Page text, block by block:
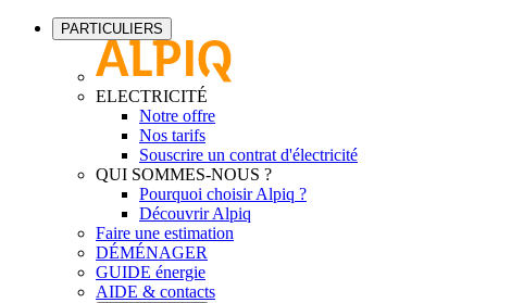
PARTICULIERS
ELECTRICITÉ
Notre offre
Nos tarifs
Souscrire un contrat d'électricité
QUI SOMMES-NOUS ?
Pourquoi choisir Alpiq ?
Découvrir Alpiq
Faire une estimation
DÉMÉNAGER
GUIDE énergie
AIDE & contacts